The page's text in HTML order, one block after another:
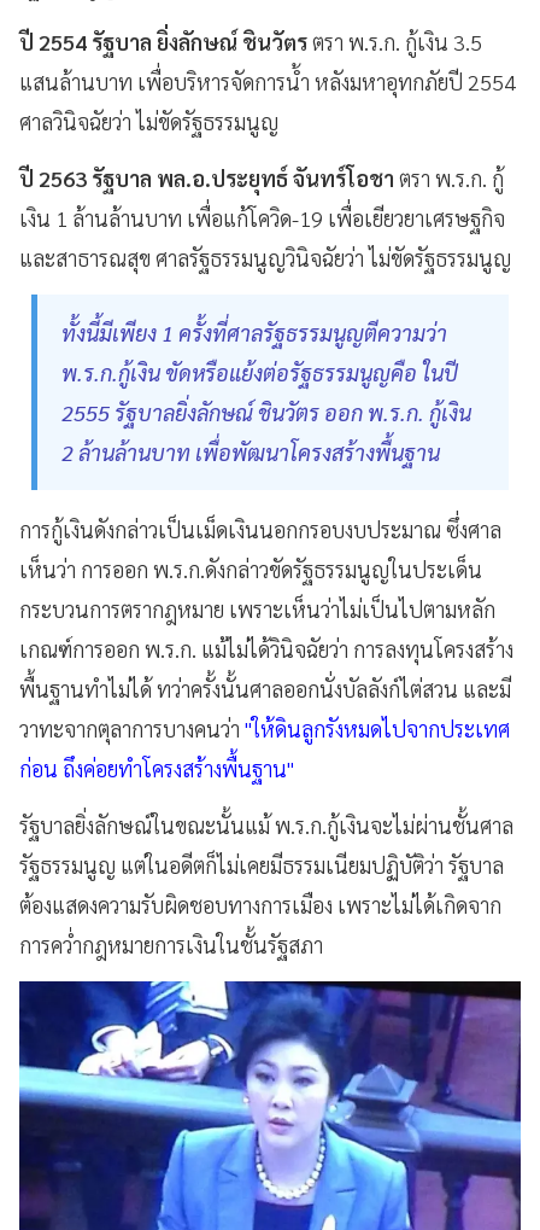
ปี 2554 รัฐบาล ยิ่งลักษณ์ ชินวัตรตรา พ.ร.ก. กู้เงิน 3.5
แสนล้านบาท เพื่อบริหารจัดการน้ำ หลังมหาอุทกภัยปี 2554
ศาลวินิจฉัยว่า ไม่ขัดรัฐธรรมนูญ
ปี 2563 รัฐบาล พล.อ.ประยุทธ์ จันทร์โอชา ตรา พ.ร.ก. กู้
เงิน 1 ล้านล้านบาท เพื่อแก้โควิด-19 เพื่อเยียวยาเศรษฐกิจ
และสาธารณสุข ศาลรัฐธรรมนูญวินิจฉัยว่า ไม่ขัดรัฐธรรมนูญ
ทั้งนี้มีเพียง 1 ครั้งที่ศาลรัฐธรรมนูญตีความว่า
พ.ร.ก.กู้เงิน ขัดหรือแย้งต่อรัฐธรรมนูญคือ ในปี
2555 รัฐบาลยิ่งลักษณ์ ชินวัตร ออก พ.ร.ก. กู้เงิน
2 ล้านล้านบาท เพื่อพัฒนาโครงสร้างพื้นฐาน
การกู้เงินดังกล่าวเป็นเม็ดเงินนอกกรอบงบประมาณ ซึ่งศาล
เห็นว่า การออก พ.ร.ก.ดังกล่าวขัดรัฐธรรมนูญในประเด็น
กระบวนการตรากฎหมาย เพราะเห็นว่าไม่เป็นไปตามหลัก
เกณฑ์การออก พ.ร.ก. แม้ไม่ได้วินิจฉัยว่า การลงทุนโครงสร้าง
พื้นฐานทำไม่ได้ ทว่าครั้งนั้นศาลออกนั่งบัลลังก์ไต่สวน และมี
วาทะจากตุลาการบางคนว่า "ให้ดินลูกรังหมดไปจากประเทศ
ก่อน ถึงค่อยทำโครงสร้างพื้นฐาน"
รัฐบาลยิ่งลักษณ์ในขณะนั้นแม้ พ.ร.ก.กู้เงินจะไม่ผ่านชั้นศาล
รัฐธรรมนูญ แต่ในอดีตก็ไม่เคยมีธรรมเนียมปฏิบัติว่า รัฐบาล
ต้องแสดงความรับผิดชอบทางการเมือง เพราะไม่ได้เกิดจาก
การคว่ำกฎหมายการเงินในชั้นรัฐสภา